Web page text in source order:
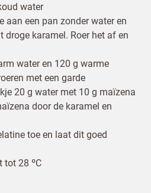
water
aan een pan zonder water en
droge karamel. Roer het af en
water en 120 g warme
met een garde
20 g water met 10 g maïzena
door de karamel en
toe en laat dit goed
tot 28 ºC